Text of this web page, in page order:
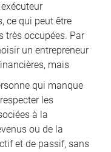
ce qui peut être
très occupées. Par
un entrepreneur
mais
qui manque
les
à la
ou de la
et de passif, sans